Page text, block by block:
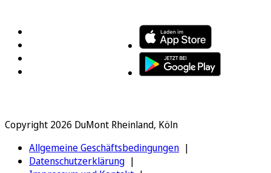
Copyright 2026 DuMont Rheinland, Köln
Allgemeine Geschäftsbedingungen
Datenschutzerklärung